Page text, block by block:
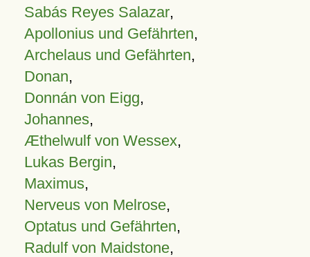
Sabás Reyes Salazar,
Apollonius und Gefährten,
Archelaus und Gefährten,
Donan,
Donnán von Eigg,
Johannes,
Æthelwulf von Wessex,
Lukas Bergin,
Maximus,
Nerveus von Melrose,
Optatus und Gefährten,
Radulf von Maidstone,